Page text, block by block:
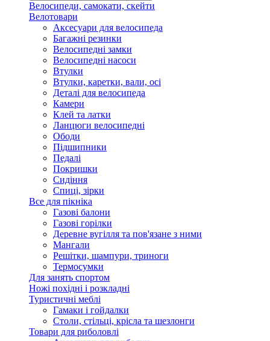
Велосипеди, самокати, скейти
Велотовари
Аксесуари для велосипеда
Багажні резинки
Велосипедні замки
Велосипедні насоси
Втулки
Втулки, каретки, вали, осі
Деталі для велосипеда
Камери
Клей та латки
Ланцюги велосипедні
Ободи
Підшипники
Педалі
Покришки
Сидіння
Спиці, зірки
Все для пікніка
Газові балони
Газові горілки
Деревне вугілля та пов'язане з ними
Мангали
Решітки, шампури, триноги
Термосумки
Для занять спортом
Ножі похідні і розкладні
Туристичні меблі
Гамаки і гойдалки
Столи, стільці, крісла та шезлонги
Товари для риболовлі